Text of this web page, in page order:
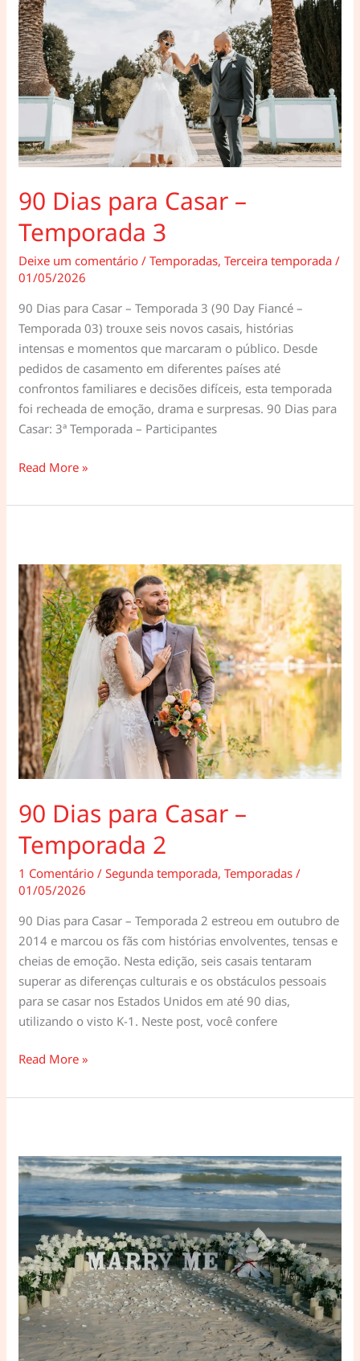
90 Dias para Casar –
Temporada 3
Deixe um comentário /Temporadas,Terceira temporada /
01/05/2026
90 Dias para Casar – Temporada 3 (90 Day Fiancé –
Temporada 03) trouxe seis novos casais, histórias
intensas e momentos que marcaram o público. Desde
pedidos de casamento em diferentes países até
confrontos familiares e decisões difíceis, esta temporada
foi recheada de emoção, drama e surpresas. 90 Dias para
Casar: 3ª Temporada – Participantes
90
para
Temporada
3
Read More »
90 Dias para Casar –
Temporada 2
1 Comentário /Segunda temporada,Temporadas /
01/05/2026
90 Dias para Casar – Temporada 2 estreou em outubro de
2014 e marcou os fãs com histórias envolventes, tensas e
cheias de emoção. Nesta edição, seis casais tentaram
superar as diferenças culturais e os obstáculos pessoais
para se casar nos Estados Unidos em até 90 dias,
utilizando o visto K-1. Neste post, você confere
90
para
Temporada
2
Read More »